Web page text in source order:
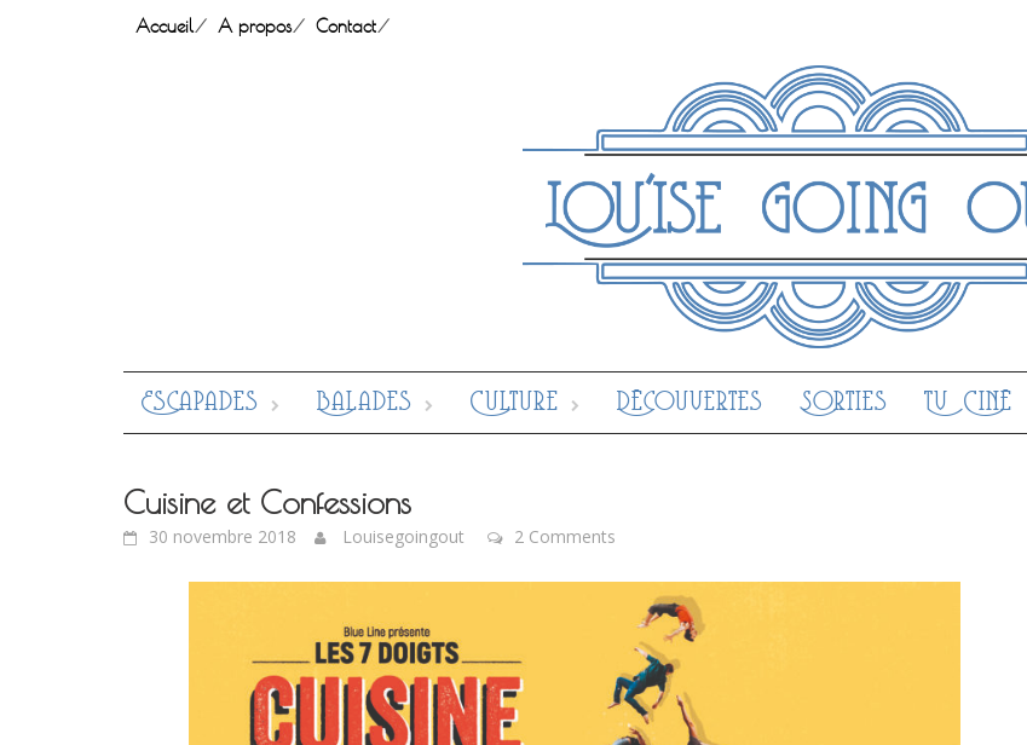
Accueil A propos Contact
Escapades Balades Culture Découvertes Sorties Tv Ciné
Cuisine et Confessions
30 novembre 2018 Louisegoingout 2 Comments